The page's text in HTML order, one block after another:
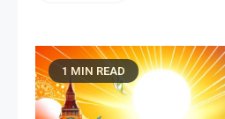
1 MIN READ